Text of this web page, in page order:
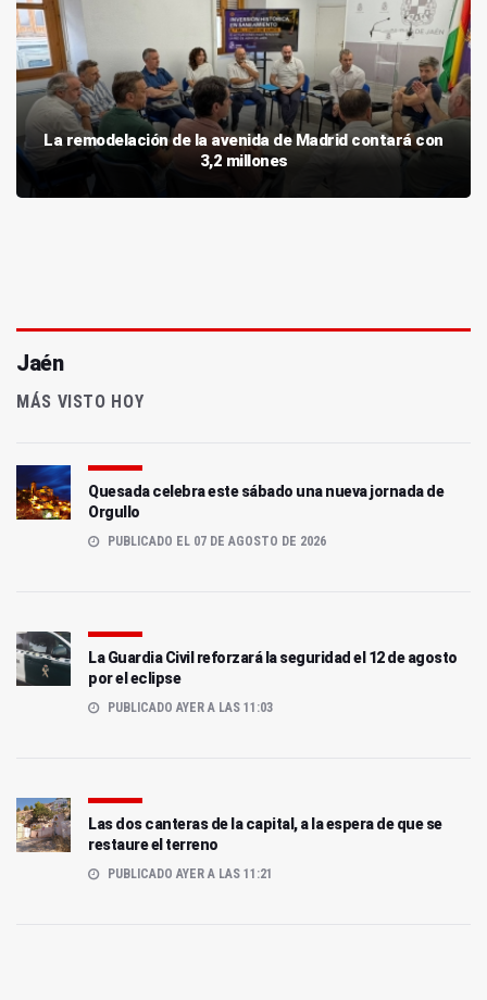
La remodelación de la avenida de Madrid contará con
3,2 millones
Jaén
MÁS VISTO HOY
Quesada celebra este sábado una nueva jornada de
Orgullo
PUBLICADO EL 07 DE AGOSTO DE 2026
La Guardia Civil reforzará la seguridad el 12 de agosto
por el eclipse
PUBLICADO AYER A LAS 11:03
Las dos canteras de la capital, a la espera de que se
restaure el terreno
PUBLICADO AYER A LAS 11:21